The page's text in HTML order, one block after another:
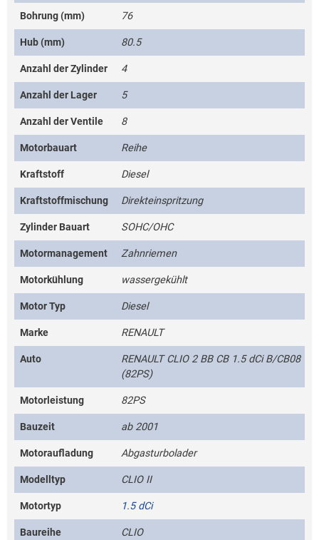
Bohrung (mm) 76
Hub (mm) 80.5
Anzahl der Zylinder 4
Anzahl der Lager 5
Anzahl der Ventile 8
Motorbauart Reihe
Kraftstoff Diesel
Kraftstoffmischung Direkteinspritzung
Zylinder Bauart SOHC/OHC
Motormanagement Zahnriemen
Motorkühlung wassergekühlt
Motor Typ Diesel
Marke RENAULT
Auto
RENAULT CLIO 2 BB CB 1.5 dCi B/CB08
(82PS)
Motorleistung 82PS
Bauzeit ab 2001
Motoraufladung Abgasturbolader
Modelltyp CLIO II
Motortyp 1.5 dCi
Baureihe CLIO